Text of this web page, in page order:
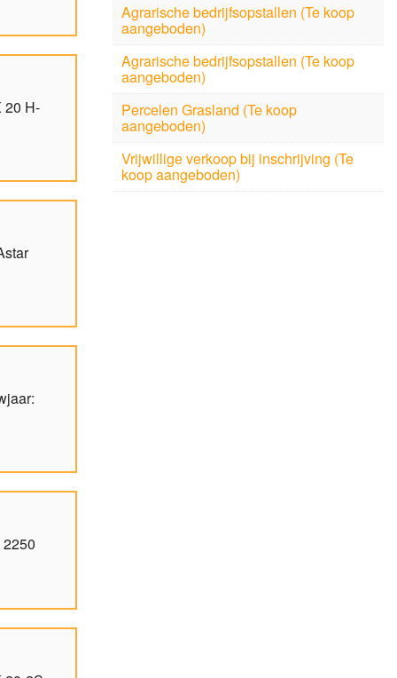
20 H-
Agrarische bedrijfsopstallen (Te koop
aangeboden)
Agrarische bedrijfsopstallen (Te koop
aangeboden)
Percelen Grasland (Te koop
aangeboden)
Vrijwillige verkoop bij inschrijving (Te
koop aangeboden)